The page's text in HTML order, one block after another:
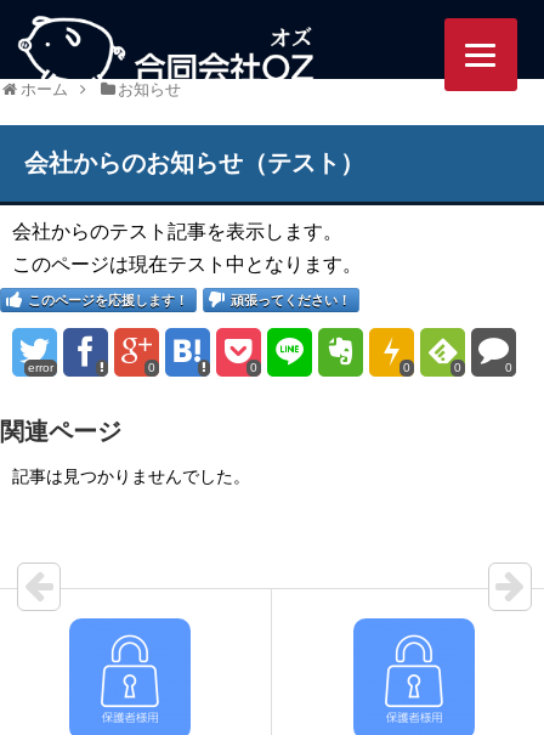
ホーム お知らせ
会社からのお知らせ（テスト）
会社からのテスト記事を表示します。
このページは現在テスト中となります。
このページを応援します！ 頑張ってください！
error 0 0 0 0 0
関連ページ
記事は見つかりませんでした。
ozworlds.jp/wordpress-